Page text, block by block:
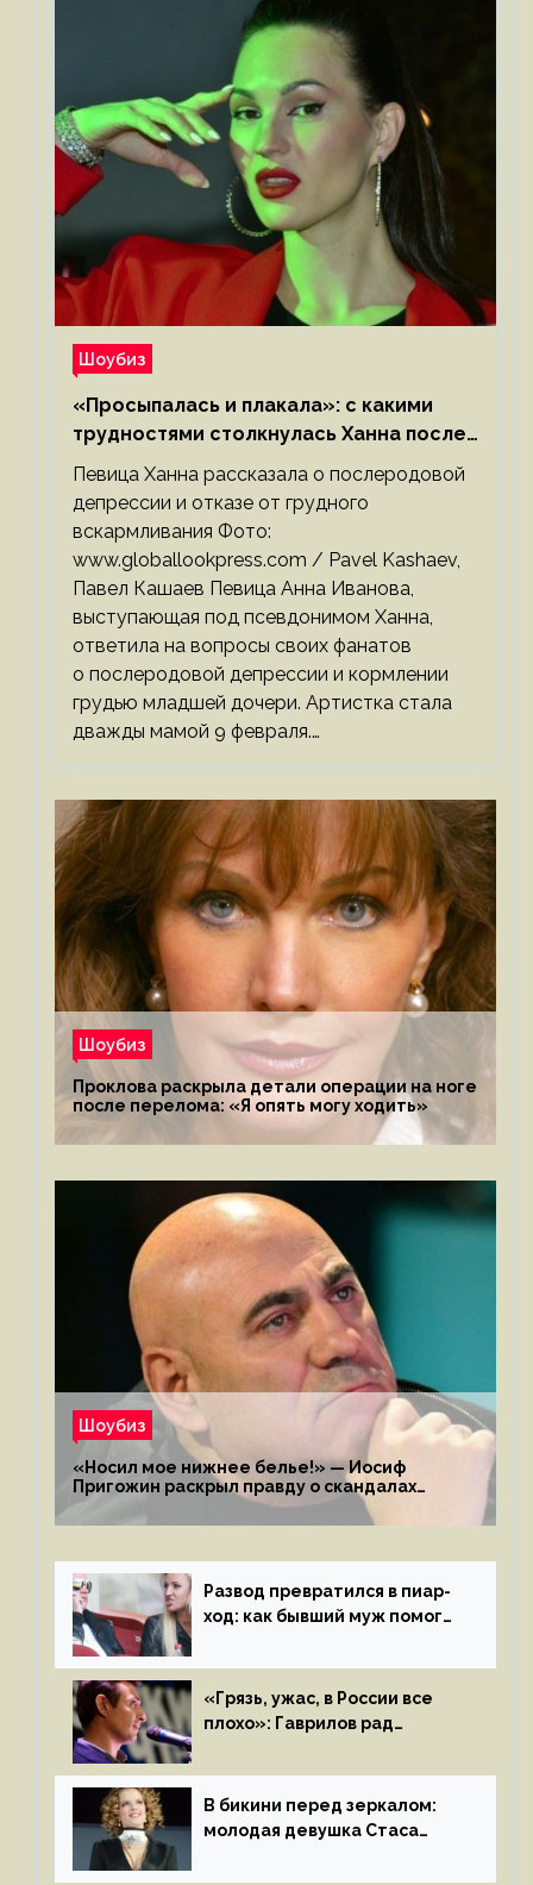
Шоубиз
«Просыпалась и плакала»: с какими
трудностями столкнулась Ханна после
родов
Певица Ханна рассказала о послеродовой
депрессии и отказе от грудного
вскармливания Фото:
www.globallookpress.com / Pavel Kashaev,
Павел Кашаев Певица Анна Иванова,
выступающая под псевдонимом Ханна,
ответила на вопросы своих фанатов
о послеродовой депрессии и кормлении
грудью младшей дочери. Артистка стала
дважды мамой 9 февраля.…
Шоубиз
Проклова раскрыла детали операции на ноге
после перелома: «Я опять могу ходить»
Шоубиз
«Носил мое нижнее белье!» — Иосиф
Пригожин раскрыл правду о скандалах
с мужем своей экс-жены
Развод превратился в пиар-
ход: как бывший муж помог
«Грязь, ужас, в России все
плохо»: Гаврилов рад
иноагентов
В бикини перед зеркалом:
молодая девушка Стаса
на камеру